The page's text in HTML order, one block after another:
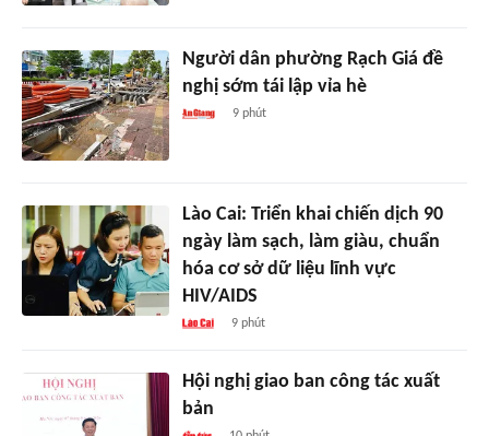
Người dân phường Rạch Giá đề
nghị sớm tái lập vỉa hè
9 phút
Lào Cai: Triển khai chiến dịch 90
ngày làm sạch, làm giàu, chuẩn
hóa cơ sở dữ liệu lĩnh vực
HIV/AIDS
9 phút
Hội nghị giao ban công tác xuất
bản